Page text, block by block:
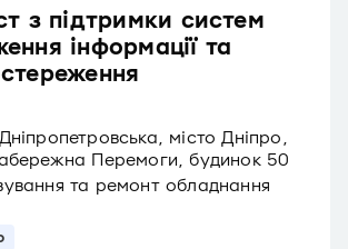
з підтримки систем
інформації та
місто Дніпро,
Перемоги, будинок 50
та ремонт обладнання